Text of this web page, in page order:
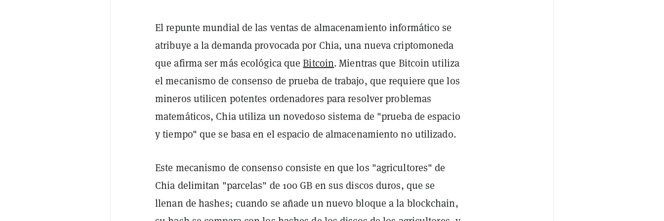
El repunte mundial de las ventas de almacenamiento informático se
atribuye a la demanda provocada por Chia, una nueva criptomoneda
que afirma ser más ecológica queBitcoin. Mientras que Bitcoin utiliza
el mecanismo de consenso de prueba de trabajo, que requiere que los
mineros utilicen potentes ordenadores para resolver problemas
matemáticos, Chia utiliza un novedoso sistema de "prueba de espacio
y tiempo" que se basa en el espacio de almacenamiento no utilizado.
Este mecanismo de consenso consiste en que los "agricultores" de
Chia delimitan "parcelas" de 100 GB en sus discos duros, que se
llenan de hashes; cuando se añade un nuevo bloque a la blockchain,